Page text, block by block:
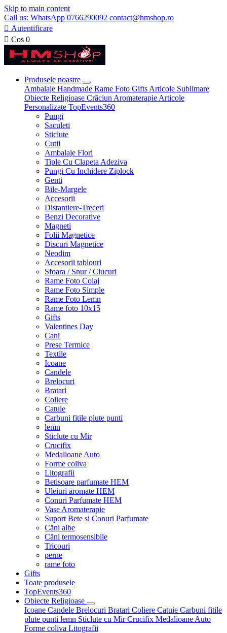
Skip to main content
Call us: WhatsApp 0766290092 contact@hmshop.ro
 Autentificare
 Cos 0
Produsele noastre
Ambalaje Handmade Rame Foto Gifts Articole Sublimare
Obiecte Religioase Crăciun Aromaterapie Articole
Personalizate TopEvents360
Pungi
Saculeti
Sticlute
Cutii
Ambalaje Flori
Tiple Cu Clapeta Adeziva
Pungi Cu Inchidere Ziplock
Genti
Bile-Margele
Accesorii
Distantiere-Treceri
Benzi Decorative
Magneti
Folii Magnetice
Discuri Magnetice
Neodim
Accesorii tablouri
Sfoara / Snur / Ciucuri
Rame Foto Colaj
Rame Foto Simple
Rame Foto Lemn
Rame foto 10x15
Gifts
Valentines Day
Cani
Prese Termice
Textile
Icoane
Candele
Brelocuri
Bratari
Coliere
Catuie
Carbuni fitile plute punti
lemn
Sticlute cu Mir
Crucifix
Medalioane Auto
Forme coliva
Litografii
Betisoare parfumate HEM
Uleiuri aromate HEM
Conuri Parfumate HEM
Vase Aromaterapie
Suport Bete si Conuri Parfumate
Căni albe
Căni termosensibile
Tricouri
perne
rame foto
Gifts
Toate produsele
TopEvents360
Obiecte Religioase
Icoane Candele Brelocuri Bratari Coliere Catuie Carbuni fitile
plute punti lemn Sticlute cu MirCrucifix Medalioane Auto
Forme coliva Litografii